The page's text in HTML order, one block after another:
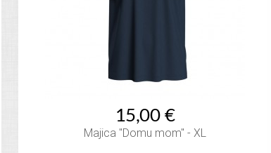
15,00 €
Majica "Domu mom" - XL